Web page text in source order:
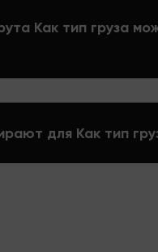
Как тип груза
для Как тип